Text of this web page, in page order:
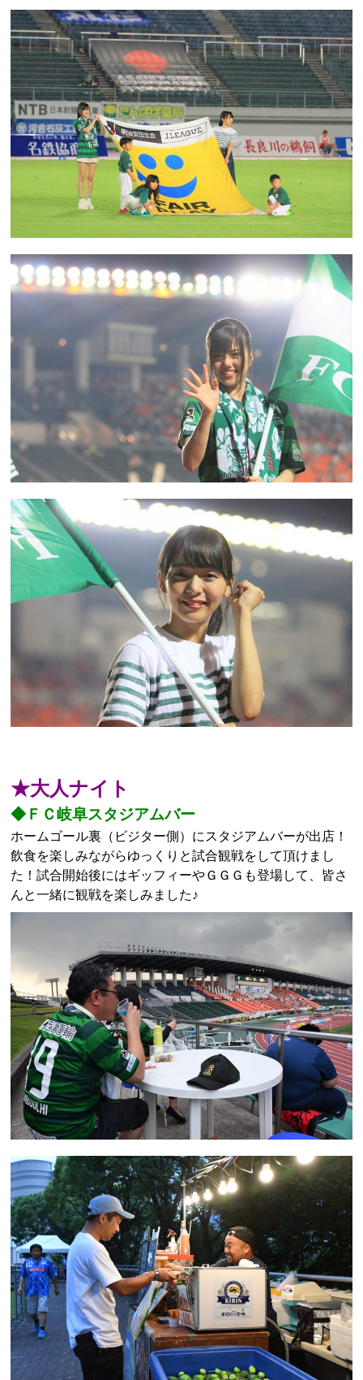
★大人ナイト
◆ＦＣ岐阜スタジアムバー
ホームゴール裏（ビジター側）にスタジアムバーが出店！
飲食を楽しみながらゆっくりと試合観戦をして頂けまし
た！試合開始後にはギッフィーやＧＧＧも登場して、皆さ
んと一緒に観戦を楽しみました♪